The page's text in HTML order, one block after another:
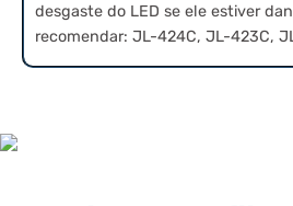
desgaste do LED se ele estiver
recomendar: JL-424C, JL-423C,